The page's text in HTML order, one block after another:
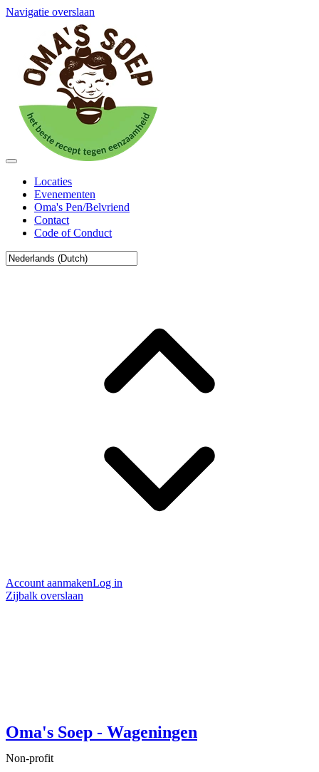
Navigatie overslaan
Locaties
Evenementen
Oma's Pen/Belvriend
Contact
Code of Conduct
Account aanmakenLog in
Zijbalk overslaan
Oma's Soep - Wageningen
Non-profit